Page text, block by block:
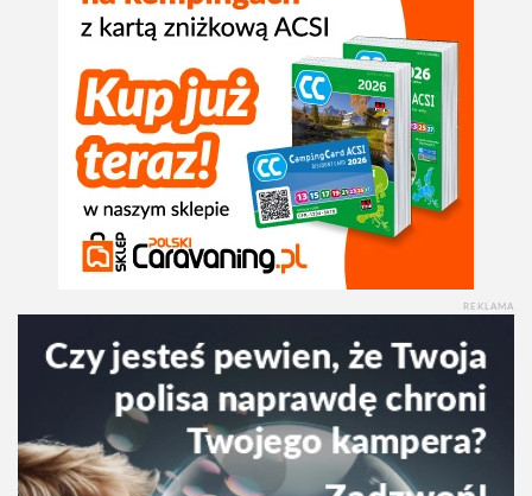
REKLAMA